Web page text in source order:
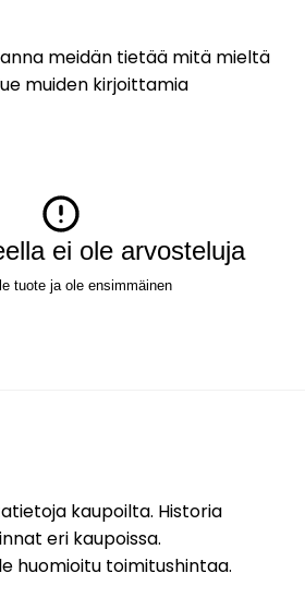
meidän tietää mitä mieltä
muiden kirjoittamia
ei ole arvosteluja
tuote ja ole ensimmäinen
kaupoilta. Historia
eri kaupoissa.
huomioitu toimitushintaa.